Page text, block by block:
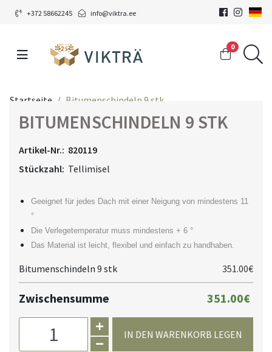
+372 58662245 info@viktra.ee
0
Startseite Bitumenschindeln 9 stk
BITUMENSCHINDELN 9 STK
Artikel-Nr.: 820119
Stückzahl: Tellimisel
Geeignet für jedes Dach mit einer Neigung von mindestens 11
°
Die Verlegetemperatur muss mindestens + 6 °
Das Material ist leicht, flexibel und einfach zu handhaben.
Bitumenschindeln 9 stk 351.00€
Zwischensumme 351.00€
IN DEN WARENKORB LEGEN